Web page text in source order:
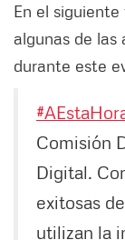
En el
algunas de las
durante este
Comisión
Digital.
exitosas
utilizan la